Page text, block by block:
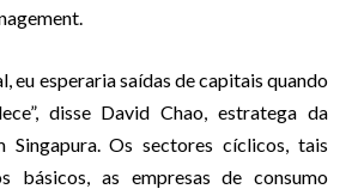
eu esperaria saídas de capitais quando
disse David Chao, estratega da
Singapura. Os sectores cíclicos, tais
básicos, as empresas de consumo